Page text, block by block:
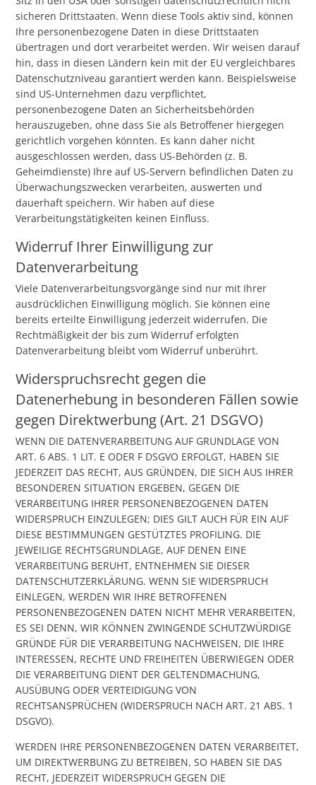
sicheren Drittstaaten. Wenn diese Tools aktiv sind, können
Ihre personenbezogene Daten in diese Drittstaaten
übertragen und dort verarbeitet werden. Wir weisen darauf
hin, dass in diesen Ländern kein mit der EU vergleichbares
Datenschutzniveau garantiert werden kann. Beispielsweise
sind US-Unternehmen dazu verpflichtet,
personenbezogene Daten an Sicherheitsbehörden
herauszugeben, ohne dass Sie als Betroffener hiergegen
gerichtlich vorgehen könnten. Es kann daher nicht
ausgeschlossen werden, dass US-Behörden (z. B.
Geheimdienste) Ihre auf US-Servern befindlichen Daten zu
Überwachungszwecken verarbeiten, auswerten und
dauerhaft speichern. Wir haben auf diese
Verarbeitungstätigkeiten keinen Einfluss.
Widerruf Ihrer Einwilligung zur
Datenverarbeitung
Viele Datenverarbeitungsvorgänge sind nur mit Ihrer
ausdrücklichen Einwilligung möglich. Sie können eine
bereits erteilte Einwilligung jederzeit widerrufen. Die
Rechtmäßigkeit der bis zum Widerruf erfolgten
Datenverarbeitung bleibt vom Widerruf unberührt.
Widerspruchsrecht gegen die
Datenerhebung in besonderen Fällen sowie
gegen Direktwerbung (Art. 21 DSGVO)
WENN DIE DATENVERARBEITUNG AUF GRUNDLAGE VON
ART. 6 ABS. 1 LIT. E ODER F DSGVO ERFOLGT, HABEN SIE
JEDERZEIT DAS RECHT, AUS GRÜNDEN, DIE SICH AUS IHRER
BESONDEREN SITUATION ERGEBEN, GEGEN DIE
VERARBEITUNG IHRER PERSONENBEZOGENEN DATEN
WIDERSPRUCH EINZULEGEN; DIES GILT AUCH FÜR EIN AUF
DIESE BESTIMMUNGEN GESTÜTZTES PROFILING. DIE
JEWEILIGE RECHTSGRUNDLAGE, AUF DENEN EINE
VERARBEITUNG BERUHT, ENTNEHMEN SIE DIESER
DATENSCHUTZERKLÄRUNG. WENN SIE WIDERSPRUCH
EINLEGEN, WERDEN WIR IHRE BETROFFENEN
PERSONENBEZOGENEN DATEN NICHT MEHR VERARBEITEN,
ES SEI DENN, WIR KÖNNEN ZWINGENDE SCHUTZWÜRDIGE
GRÜNDE FÜR DIE VERARBEITUNG NACHWEISEN, DIE IHRE
INTERESSEN, RECHTE UND FREIHEITEN ÜBERWIEGEN ODER
DIE VERARBEITUNG DIENT DER GELTENDMACHUNG,
AUSÜBUNG ODER VERTEIDIGUNG VON
RECHTSANSPRÜCHEN (WIDERSPRUCH NACH ART. 21 ABS. 1
DSGVO).
WERDEN IHRE PERSONENBEZOGENEN DATEN VERARBEITET,
UM DIREKTWERBUNG ZU BETREIBEN, SO HABEN SIE DAS
RECHT, JEDERZEIT WIDERSPRUCH GEGEN DIE